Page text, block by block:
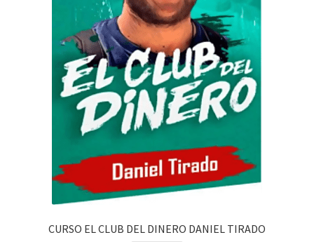
CURSO EL CLUB DEL DINERO DANIEL TIRADO